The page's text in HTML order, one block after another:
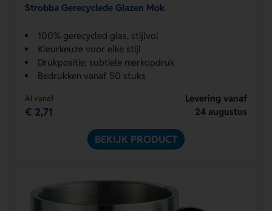
Strobba Gerecyclede Glazen Mok
100% gerecycled glas, stijlvol
Kleurkeuze voor elke stijl
Drukpositie: subtiele merkopdruk
Bedrukken vanaf 50 stuks
Al vanaf
€ 2,71
Levering vanaf
24 augustus
BEKIJK PRODUCT